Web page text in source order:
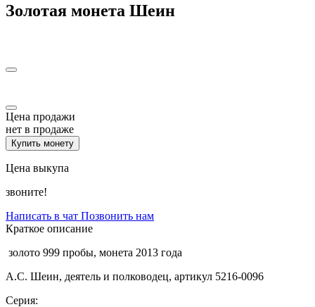
Золотая монета Шеин
Цена продажи
нет в продаже
Купить монету
Цена выкупа
звоните!
Написать в чат Позвонить нам
Краткое описание
золото 999 пробы, монета 2013 года
А.С. Шеин, деятель и полководец, артикул 5216-0096
Серия: